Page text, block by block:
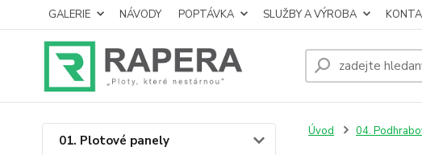
GALERIE NÁVODY POPTÁVKA SLUŽBY A VÝROBA
01. Plotové panely
Úvod 04.